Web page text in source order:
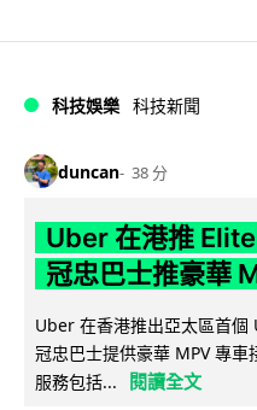
科技娛樂 科技新聞
duncan 38 分
Uber 在港推
冠忠巴士推豪華
Uber 在香港推出亞太區首
冠忠巴士提供豪華 MPV 專車
服務包括...
閱讀全文